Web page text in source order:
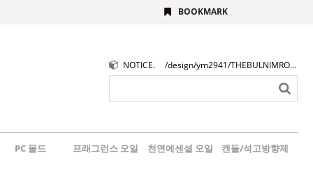
BOOKMARK
NOTICE. /design/ym2941/THEBULNIMROGO.png
PC 몰드 프래그런스 오일 천연에센셜 오일 캔들/석고방향제